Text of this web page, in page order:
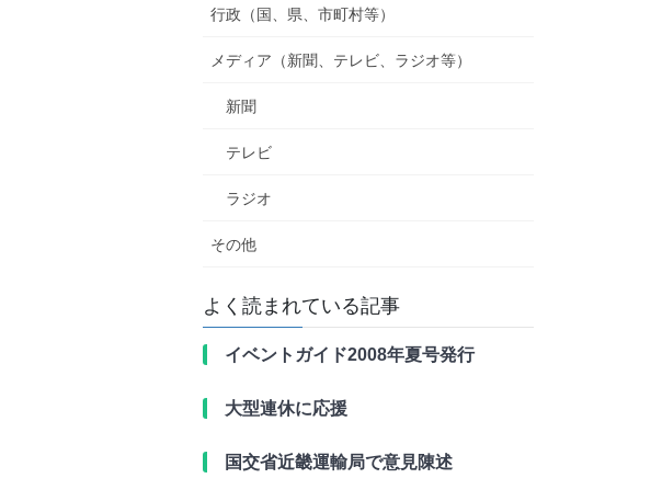
行政（国、県、市町村等）
メディア（新聞、テレビ、ラジオ等）
新聞
テレビ
ラジオ
その他
よく読まれている記事
イベントガイド2008年夏号発行
大型連休に応援
国交省近畿運輸局で意見陳述